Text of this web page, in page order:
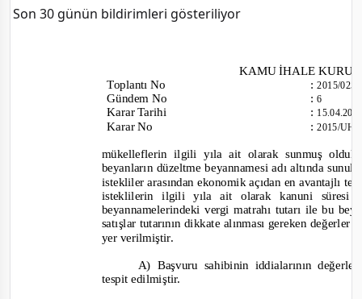
Son 30 günün bildirimleri gösteriliyor
KAMU İHALE
ToplantıNo
Gündem No
Karar Tarihi
Karar No
:2015/025
:6
:
:2015/
mükelleflerin ilgili yıla ait olarak sunmuş
beyanların düzeltme beyannamesi adı altında
istekliler arasından ekonomik açıdan en avantajlı
isteklilerin ilgili yıla ait olarak kanuni
beyannamelerindeki vergi matrahı tutarı ile bu
satışlar tutarının dikkate alınması gereken
yer verilmiştir.
A) Başvuru sahibinin iddialarının
tespit edilmiştir.